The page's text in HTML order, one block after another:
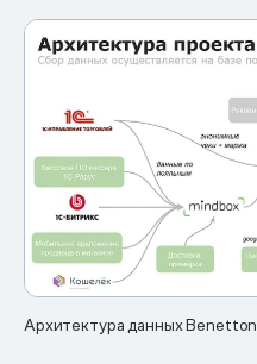
Архитектура данных Benetton